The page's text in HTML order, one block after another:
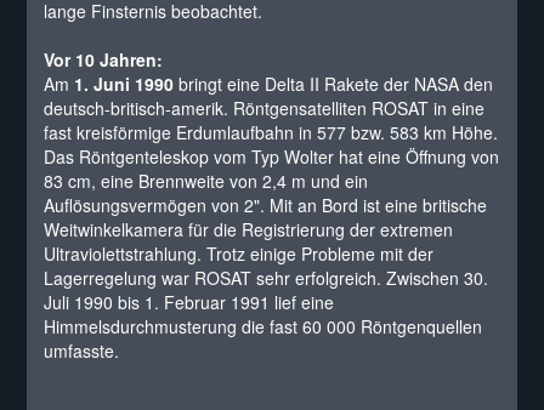
lange Finsternis beobachtet.
Vor 10 Jahren:
Am 1. Juni 1990bringt eine Delta II Rakete der NASA den
deutsch-britisch-amerik. Röntgensatelliten ROSAT in eine
fast kreisförmige Erdumlaufbahn in 577 bzw. 583 km Höhe.
Das Röntgenteleskop vom Typ Wolter hat eine Öffnung von
83 cm, eine Brennweite von 2,4 m und ein
Auflösungsvermögen von 2". Mit an Bord ist eine britische
Weitwinkelkamera für die Registrierung der extremen
Ultraviolettstrahlung. Trotz einige Probleme mit der
Lagerregelung war ROSAT sehr erfolgreich. Zwischen 30.
Juli 1990 bis 1. Februar 1991 lief eine
Himmelsdurchmusterung die fast 60 000 Röntgenquellen
umfasste.